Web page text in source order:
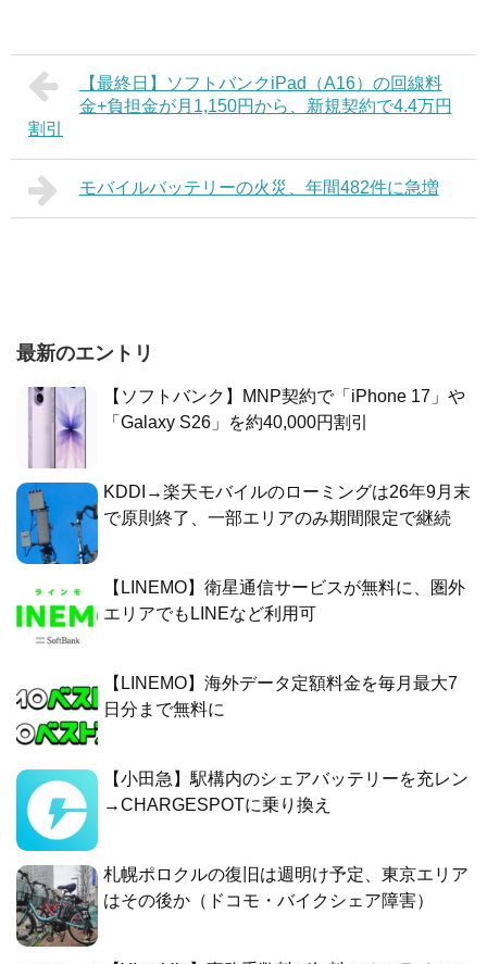
【最終日】ソフトバンクiPad（A16）の回線料
金+負担金が月1,150円から、新規契約で4.4万円
割引
モバイルバッテリーの火災、年間482件に急増
最新のエントリ
【ソフトバンク】MNP契約で「iPhone 17」や
「Galaxy S26」を約40,000円割引
KDDI→楽天モバイルのローミングは26年9月末
で原則終了、一部エリアのみ期間限定で継続
【LINEMO】衛星通信サービスが無料に、圏外
エリアでもLINEなど利用可
【LINEMO】海外データ定額料金を毎月最大7
日分まで無料に
【小田急】駅構内のシェアバッテリーを充レン
→CHARGESPOTに乗り換え
札幌ポロクルの復旧は週明け予定、東京エリア
はその後か（ドコモ・バイクシェア障害）